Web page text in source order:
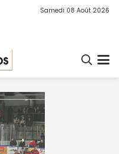
Samedi 08 Août 2026